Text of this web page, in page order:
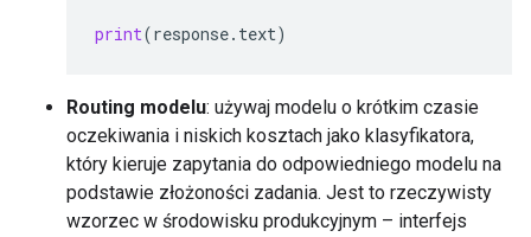
print(response. text)
Routing modelu: używaj modelu o krótkim czasie
oczekiwania i niskich kosztach jako klasyfikatora,
który kieruje zapytania do odpowiedniego modelu na
podstawie złożoności zadania. Jest to rzeczywisty
wzorzec w środowisku produkcyjnym – interfejs